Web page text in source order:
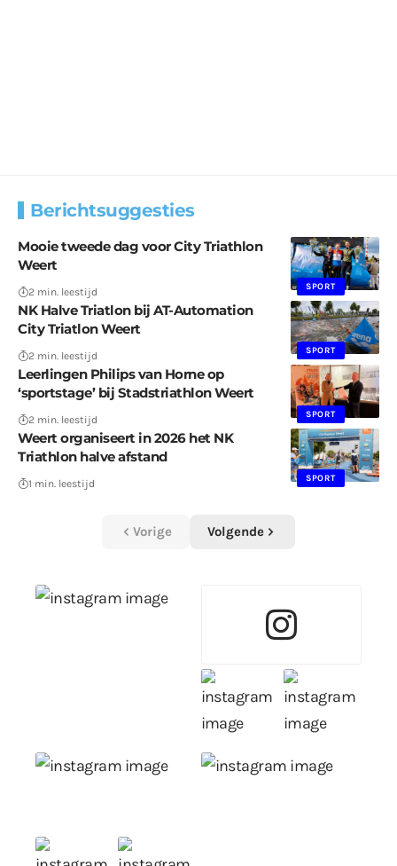
Berichtsuggesties
SPORT
Mooie tweede dag voor City Triathlon
Weert
2 min. leestijd
SPORT
NK Halve Triatlon bij AT-Automation
City Triatlon Weert
2 min. leestijd
SPORT
Leerlingen Philips van Horne op
‘sportstage’ bij Stadstriathlon Weert
2 min. leestijd
SPORT
Weert organiseert in 2026 het NK
Triathlon halve afstand
1 min. leestijd
Vorige Volgende